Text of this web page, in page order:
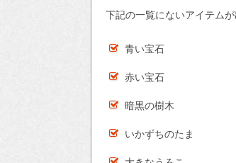
下記の一覧にないアイテム
青い宝石
赤い宝石
暗黒の樹木
いかずちのたま